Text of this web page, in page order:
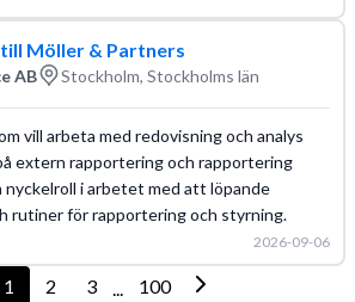
Möller & Partners
AB Stockholm, Stockholms län
vill arbeta med redovisning och analys
extern rapportering och rapportering
nyckelroll i arbetet med att löpande
rutiner för rapportering och styrning.
2026-09-06
1 2 3 ... 100